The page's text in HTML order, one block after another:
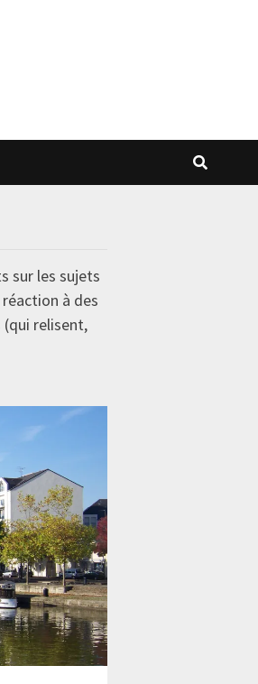
sur les sujets
à des
(qui relisent,